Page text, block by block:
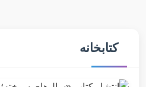
کتابخانه